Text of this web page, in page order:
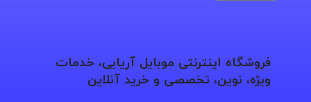
فروشگاه اینترنتی موبایل آریایی، خدمات
ویژه، نوین، تخصصی و خرید آنلاین